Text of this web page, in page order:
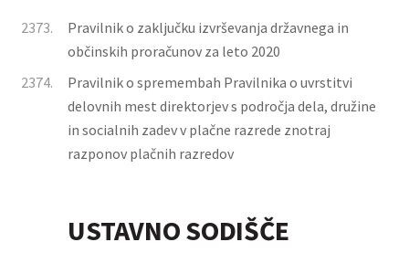
2373.
Pravilnik o zaključku izvrševanja državnega in
občinskih proračunov za leto 2020
2374.
Pravilnik o spremembah Pravilnika o uvrstitvi
delovnih mest direktorjev s področja dela, družine
in socialnih zadev v plačne razrede znotraj
razponov plačnih razredov
USTAVNO SODIŠČE